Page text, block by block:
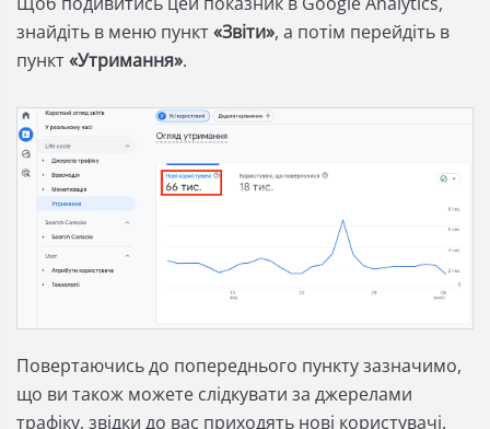
знайдіть в меню пункт«Звіти», а потім перейдіть в
пункт«Утримання».
Повертаючись до попереднього пункту зазначимо,
що ви також можете слідкувати за джерелами
трафіку, звідки до вас приходять нові користувачі.